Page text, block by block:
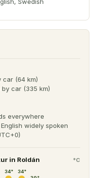
car (64 km)
by car (335 km)
everywhere
widely spoken
in Roldán °C
34° 34°